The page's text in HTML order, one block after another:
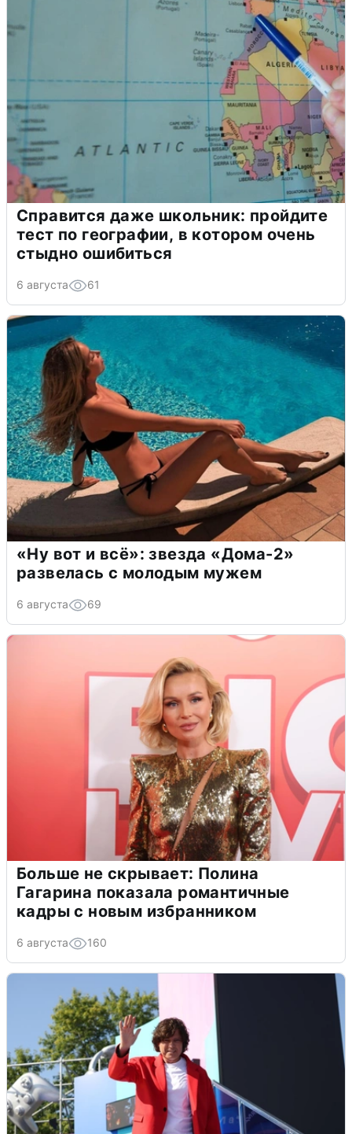
Справится даже школьник: пройдите
тест по географии, в котором очень
стыдно ошибиться
6 августа 61
«Ну вот и всё»: звезда «Дома-2»
развелась с молодым мужем
6 августа 69
Больше не скрывает: Полина
Гагарина показала романтичные
кадры с новым избранником
6 августа 160